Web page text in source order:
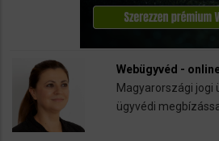
Webügyvéd -
Magyarországi jogi
ügyvédi